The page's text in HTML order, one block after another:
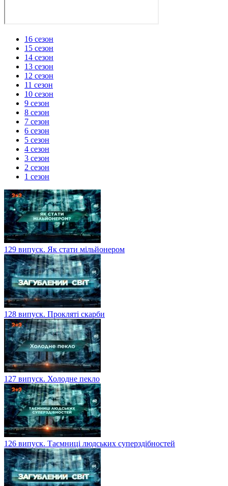
16 сезон
15 сезон
14 сезон
13 сезон
12 сезон
11 сезон
10 сезон
9 сезон
8 сезон
7 сезон
6 сезон
5 сезон
4 сезон
3 сезон
2 сезон
1 сезон
129 випуск. Як стати мільйонером
128 випуск. Прокляті скарби
127 випуск. Холодне пекло
126 випуск. Таємниці людських суперздібностей